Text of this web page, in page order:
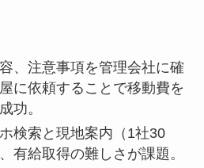
、注意事項を管理会社に確
に依頼することで移動費を
功。
検索と現地案内（1社30
有給取得の難しさが課題。